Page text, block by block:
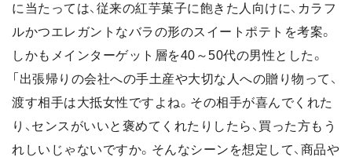
に当たっては、従来の紅芋菓子に飽きた人向けに、カラフ
ルかつエレガントなバラの形のスイートポテトを考案。
しかもメインターゲット層を40～50代の男性とした。
「出張帰りの会社への手土産や大切な人への贈り物って、
渡す相手は大抵女性ですよね。その相手が喜んでくれた
り、センスがいいと褒めてくれたりしたら、買った方もう
れしいじゃないですか。そんなシーンを想定して、商品や